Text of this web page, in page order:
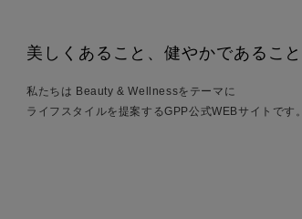
美しくあること、健やかであること
私たちは Beauty & Wellnessをテーマに
ライフスタイルを提案するGPP公式WEBサイトです。